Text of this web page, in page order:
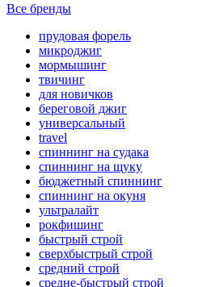
Все бренды
прудовая форель
микроджиг
мормышинг
твичинг
для новичков
береговой джиг
универсальный
travel
спиннинг на судака
спиннинг на щуку
бюджетный спиннинг
спиннинг на окуня
ультралайт
рокфишинг
быстрый строй
сверхбыстрый строй
средний строй
средне-быстрый строй